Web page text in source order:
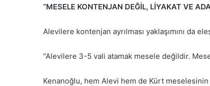
“MESELE KONTENJAN DEĞİL, LİYAKAT VE
Alevilere kontenjan ayrılması yaklaşımını da
“Alevilere 3-5 vali atamak mesele değildir.
Kenanoğlu, hem Alevi hem de Kürt